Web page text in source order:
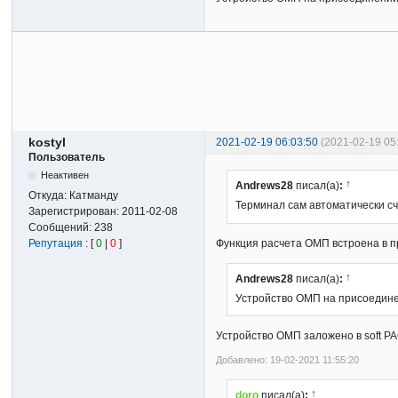
kostyl 2021-02-19 06:03:50 (2021-02-19
Пользователь
Неактивен
Откуда: Катманду
Зарегистрирован:2011-02-08
Сообщений:238
Репутация : [0 |0 ]
Andrews28 писал(а): ↑
Терминал сам автоматически
Функция расчета ОМП встроена в
Andrews28 писал(а): ↑
Устройство ОМП на
Устройство ОМП заложено в soft
Добавлено: 19-02-2021 11:55:20
doro писал(а): ↑